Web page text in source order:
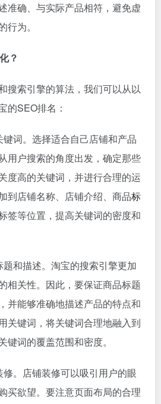
准确、与实际产品相符，避免虚
为。
？
搜索引擎的算法，我们可以从以
的SEO排名：
词。选择适合自己店铺和产品
用户搜索的角度出发，确定那些
度高的关键词，并进行合理的运
到店铺名称、店铺介绍、商品标
签等位置，提高关键词的密度和
和描述。淘宝的搜索引擎更加
相关性。因此，要保证商品标题
并能够准确地描述产品的特点和
关键词，将关键词合理地融入到
键词的覆盖范围和密度。
。店铺装修可以吸引用户的眼
买欲望。要注意页面布局的合理